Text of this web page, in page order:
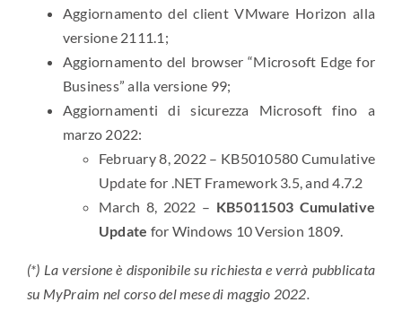
Aggiornamento del client VMware Horizon alla
versione 2111.1;
Aggiornamento del browser “Microsoft Edge for
Business” alla versione 99;
Aggiornamenti di sicurezza Microsoft fino a
marzo 2022:
February 8, 2022 – KB5010580 Cumulative
Update for .NET Framework 3.5, and 4.7.2
March 8, 2022 – KB5011503 Cumulative
Update for Windows 10 Version 1809.
(*) La versione è disponibile su richiesta e verrà pubblicata
su MyPraim nel corso del mese di maggio 2022.